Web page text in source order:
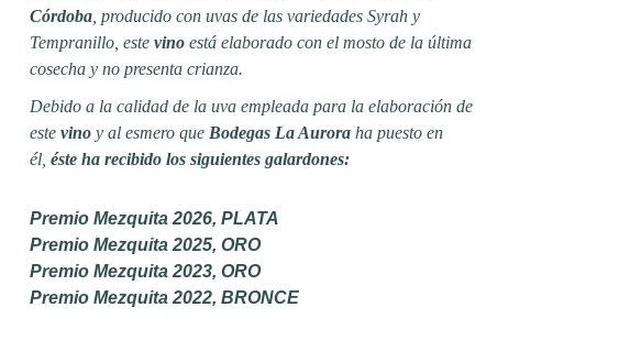
Córdoba , producido con uvas de las variedades Syrah y
Tempranillo, este vino está elaborado con el mosto de la última
cosecha y no presenta crianza.
Debido a la calidad de la uva empleada para la elaboración de
este vino y al esmero que Bodegas La Aurora ha puesto en
él, éste ha recibido los siguientes galardones:
Premio Mezquita 2026, PLATA
Premio Mezquita 2025, ORO
Premio Mezquita 2023, ORO
Premio Mezquita 2022, BRONCE